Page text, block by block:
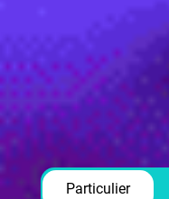
Particulier
Particulier